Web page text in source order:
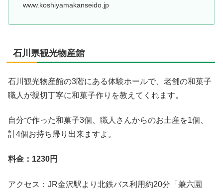
www.koshiyamakanseido.jp
石川県観光物産館
石川観光物産館の3階にある体験ホールで、老舗の和菓子
職人が親切丁寧に和菓子作りを教えてくれます。
自分で作った和菓子3個、職人さんからのお土産を1個、
計4個お持ち帰り出来ますよ。
料金：1230円
アクセス：JR金沢駅より北鉄バス利用約20分「兼六園